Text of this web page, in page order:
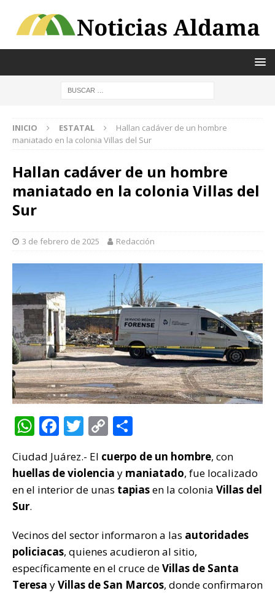
INICIO ESTATAL
Hallan cadáver de un hombre
maniatado en la colonia Villas del Sur
Hallan cadáver de un hombre
maniatado en la colonia Villas del
Sur
3 de febrero de 2025 Redacción
W
at
s
p
F
c
e
o
k
T
it
te
C
p
y
k
o
m
p
r
Ciudad Juárez.- El cuerpo de un hombre, con
huellas de violencia y maniatado, fue localizado
en el interior de unas tapiasen la colonia Villas del
Sur.
Vecinos del sector informaron a las autoridades
policiacas, quienes acudieron al sitio,
específicamente en el cruce deVillas de Santa
Teresa yVillas de San Marcos, donde confirmaron